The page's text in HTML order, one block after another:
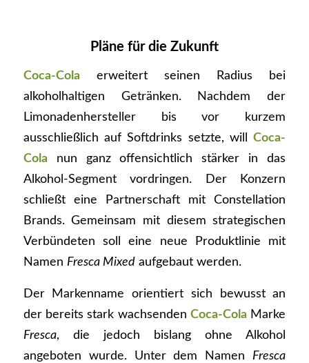
Pläne für die Zukunft
Coca-Colaerweitert seinen Radius bei
alkoholhaltigen Getränken. Nachdem der
Limonadenhersteller bis vor kurzem
ausschließlich auf Softdrinks setzte, willCoca-
Colanun ganz offensichtlich stärker in das
Alkohol-Segment vordringen. Der Konzern
schließt eine Partnerschaft mit Constellation
Brands. Gemeinsam mit diesem strategischen
Verbündeten soll eine neue Produktlinie mit
Namen Fresca Mixedaufgebaut werden.
Der Markenname orientiert sich bewusst an
der bereits stark wachsendenCoca-Cola Marke
Fresca, die jedoch bislang ohne Alkohol
angeboten wurde. Unter dem Namen Fresca